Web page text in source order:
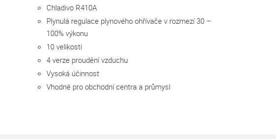
Chladivo R410A
Plynulá regulace plynového ohřívače v rozmezí 30 –
100% výkonu
10 velikostí
4 verze proudění vzduchu
Vysoká účinnost
Vhodné pro obchodní centra a průmysl